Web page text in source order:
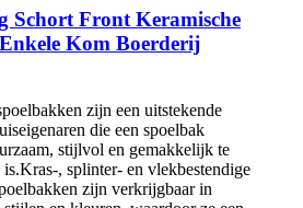
Schort Front Keramische
Kom Boerderij
zijn een uitstekende
die een spoelbak
stijlvol en gemakkelijk te
, splinter- en vlekbestendige
zijn verkrijgbaar in